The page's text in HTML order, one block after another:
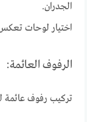
الجدران.
اختيار لوحات
الرفوف العائمة:
تركيب رفوف عائمة